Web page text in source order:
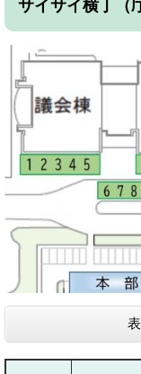
サイサイ横丁（